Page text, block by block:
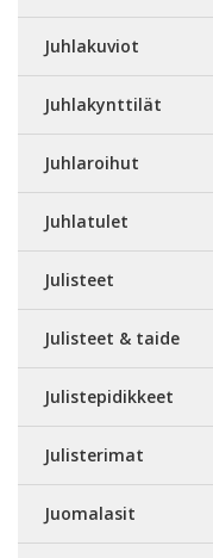
Juhlakuviot
Juhlakynttilät
Juhlaroihut
Juhlatulet
Julisteet
Julisteet & taide
Julistepidikkeet
Julisterimat
Juomalasit